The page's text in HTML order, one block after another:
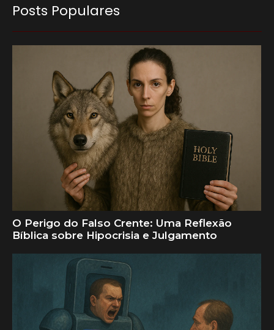
Posts Populares
O Perigo do Falso Crente: Uma Reflexão
Bíblica sobre Hipocrisia e Julgamento